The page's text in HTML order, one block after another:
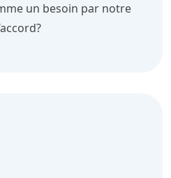
un besoin par notre